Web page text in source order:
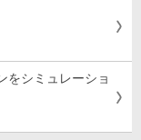
をシミュレーショ